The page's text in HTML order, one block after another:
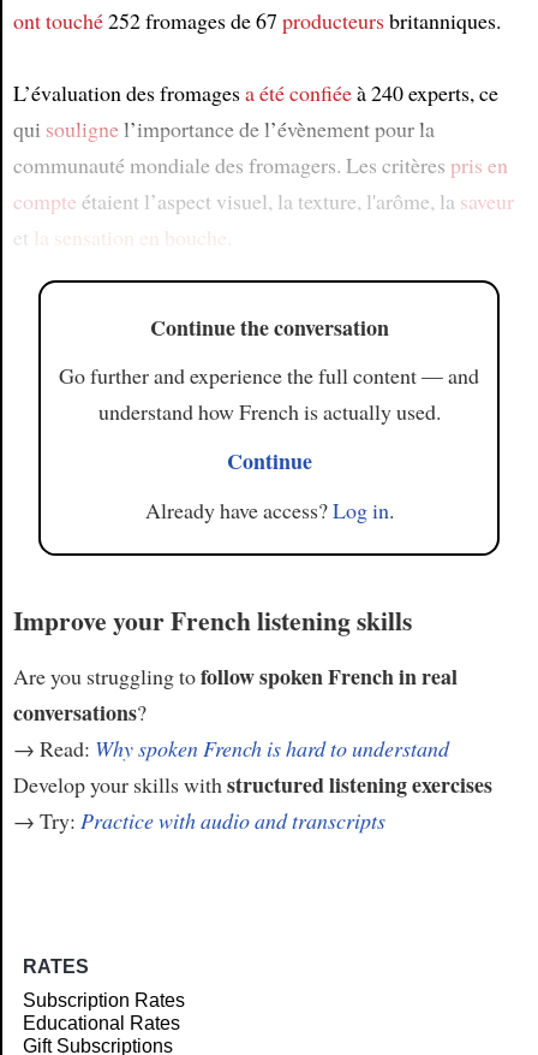
ont touché252 fromages de 67 producteursbritanniques.
L’évaluation des fromagesa été confiéeà 240 experts, ce
qui soulignel’importance de l’évènement pour la
communauté mondiale des fromagers. Les critères pris en
compte étaient l’aspect visuel, la texture, l'arôme, la saveur
et la sensation en bouche
Continue the conversation
Go further and experience the full content — and
understand how French is actually used.
Continue
Already have access?Log in.
Improve your French listening skills
Are you struggling tofollow spoken French in real
conversations?
→ Read: Why spoken French is hard to understand
Develop your skills withstructured listening exercises
→ Try: Practice with audio and transcripts
RATES
Subscription Rates
Educational Rates
Gift Subscriptions